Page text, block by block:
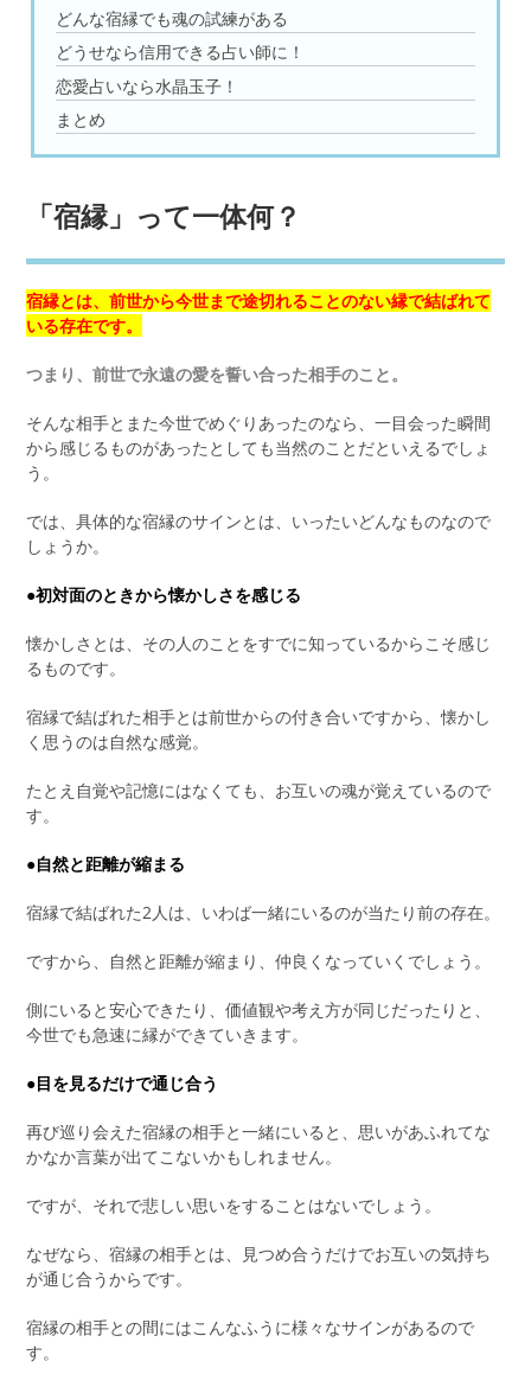
どんな宿縁でも魂の試練がある
どうせなら信用できる占い師に！
恋愛占いなら水晶玉子！
まとめ
「宿縁」って一体何？
宿縁とは、前世から今世まで途切れることのない縁で結ばれて
いる存在です。
つまり、前世で永遠の愛を誓い合った相手のこと。
そんな相手とまた今世でめぐりあったのなら、一目会った瞬間
から感じるものがあったとしても当然のことだといえるでしょ
う。
では、具体的な宿縁のサインとは、いったいどんなものなので
しょうか。
●初対面のときから懐かしさを感じる
懐かしさとは、その人のことをすでに知っているからこそ感じ
るものです。
宿縁で結ばれた相手とは前世からの付き合いですから、懐かし
く思うのは自然な感覚。
たとえ自覚や記憶にはなくても、お互いの魂が覚えているので
す。
●自然と距離が縮まる
宿縁で結ばれた2人は、いわば一緒にいるのが当たり前の存在。
ですから、自然と距離が縮まり、仲良くなっていくでしょう。
側にいると安心できたり、価値観や考え方が同じだったりと、
今世でも急速に縁ができていきます。
●目を見るだけで通じ合う
再び巡り会えた宿縁の相手と一緒にいると、思いがあふれてな
かなか言葉が出てこないかもしれません。
ですが、それで悲しい思いをすることはないでしょう。
なぜなら、宿縁の相手とは、見つめ合うだけでお互いの気持ち
が通じ合うからです。
宿縁の相手との間にはこんなふうに様々なサインがあるので
す。